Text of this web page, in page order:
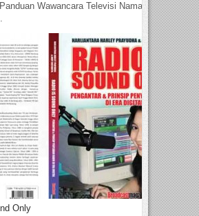
Wawancara Televisi Nama
Only